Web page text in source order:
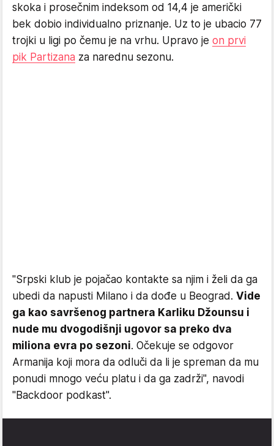
skoka i prosečnim indeksom od 14,4 je američki
bek dobio individualno priznanje. Uz to je ubacio 77
trojki u ligi po čemu je na vrhu. Upravo je on prvi
pik Partizana za narednu sezonu.
"Srpski klub je pojačao kontakte sa njim i želi da ga
ubedi da napusti Milano i da dođe u Beograd. Vide
ga kao savršenog partnera Karliku Džounsu i
nude mu dvogodišnji ugovor sa preko dva
miliona evra po sezoni. Očekuje se odgovor
Armanija koji mora da odluči da li je spreman da mu
ponudi mnogo veću platu i da ga zadrži", navodi
"Backdoor podkast".